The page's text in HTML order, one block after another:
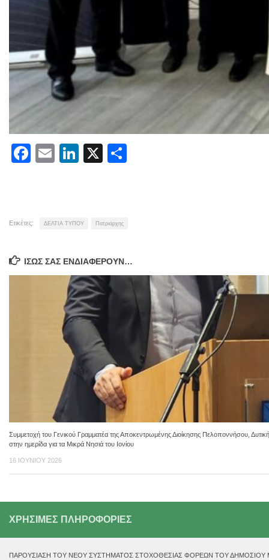
Facebook
EmailLinkedIn
X
Ετικέτες: ΔΕΛΤΙΑ ΤΥΠΟΥ Πατριάρχης
ΊΣΩΣ ΣΑΣ ΕΝΔΙΑΦΈΡΟΥΝ…
Συμμετοχή του Γενικού Γραμματέα της Αποκεντρωμένης Διοίκησης Πελοποννήσου,
στην ημερίδα για τα Μικρά Νησιά του Ιονίου
16 ΙΟΥΝΊΟΥ 2026
ΧΡΗΣΙΜΕΣ ΠΛΗΡΟΦΟΡΙΕΣ
ΠΑΡΟΥΣΊΑΣΗ ΤΟΥ ΝΈΟΥ ΣΥΣΤΉΜΑΤΟΣ ΣΤΟΧΟΘΕΣΊΑΣ ΦΟΡΈΩΝ ΤΟΥ ΔΗΜΟΣΊΟΥ